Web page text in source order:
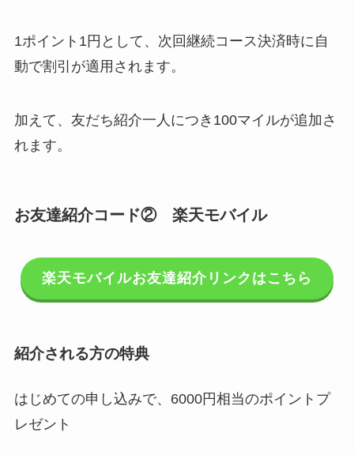
1ポイント1円として、次回継続コース決済時に自
動で割引が適用されます。
加えて、友だち紹介一人につき100マイルが追加さ
れます。
お友達紹介コード② 楽天モバイル
楽天モバイルお友達紹介リンクはこちら
紹介される方の特典
はじめての申し込みで、6000円相当のポイントプ
レゼント